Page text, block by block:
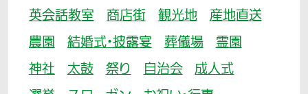
英会話教室
商店街 観光地
産地直送
農園
結婚式・披露宴 葬儀場
霊園
神社
太鼓 祭り 自治会
成人式